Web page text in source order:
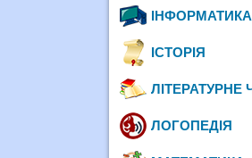
ІНФОРМАТИКА
ІСТОРІЯ
ЛІТЕРАТУРНЕ
ЛОГОПЕДІЯ